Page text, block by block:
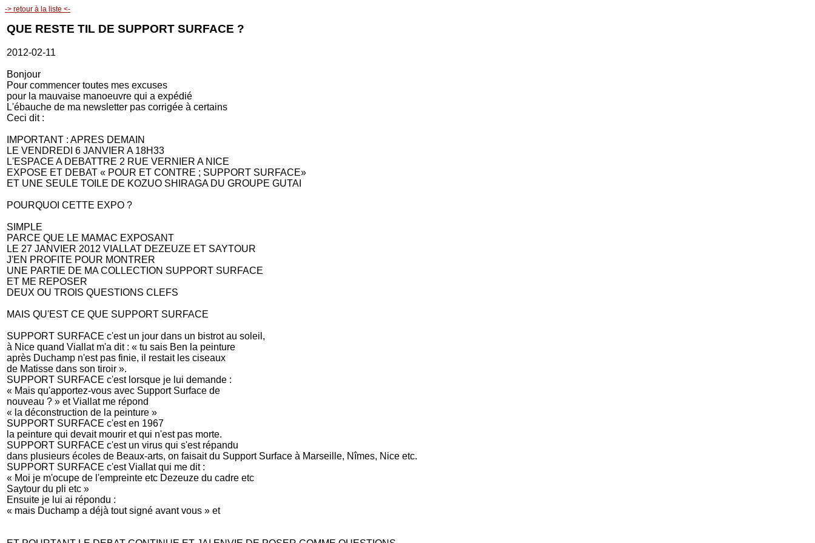
-> retour à la liste <-
QUE RESTE TIL DE SUPPORT SURFACE ?
2012-02-11
Bonjour
Pour commencer toutes mes excuses
pour la mauvaise manoeuvre qui a expédié
L'ébauche de ma newsletter pas corrigée à certains
Ceci dit :
IMPORTANT : APRES DEMAIN
LE VENDREDI 6 JANVIER A 18H33
L'ESPACE A DEBATTRE 2 RUE VERNIER A NICE
EXPOSE ET DEBAT « POUR ET CONTRE ; SUPPORT SURFACE»
ET UNE SEULE TOILE DE KOZUO SHIRAGA DU GROUPE GUTAI
POURQUOI CETTE EXPO ?
SIMPLE
PARCE QUE LE MAMAC EXPOSANT
LE 27 JANVIER 2012 VIALLAT DEZEUZE ET SAYTOUR
J'EN PROFITE POUR MONTRER
UNE PARTIE DE MA COLLECTION SUPPORT SURFACE
ET ME REPOSER
DEUX OU TROIS QUESTIONS CLEFS
MAIS QU'EST CE QUE SUPPORT SURFACE
SUPPORT SURFACE c'est un jour dans un bistrot au soleil,
à Nice quand Viallat m'a dit : « tu sais Ben la peinture
après Duchamp n'est pas finie, il restait les ciseaux
de Matisse dans son tiroir ».
SUPPORT SURFACE c'est lorsque je lui demande :
« Mais qu'apportez-vous avec Support Surface de
nouveau ? » et Viallat me répond
« la déconstruction de la peinture »
SUPPORT SURFACE c'est en 1967
la peinture qui devait mourir et qui n'est pas morte.
SUPPORT SURFACE c'est un virus qui s'est répandu
dans plusieurs écoles de Beaux-arts, on faisait du Support Surface à Marseille, Nîmes, Nice etc.
SUPPORT SURFACE c'est Viallat qui me dit :
« Moi je m'ocupe de l'empreinte etc Dezeuze du cadre etc
Saytour du pli etc »
Ensuite je lui ai répondu :
« mais Duchamp a déjà tout signé avant vous » et